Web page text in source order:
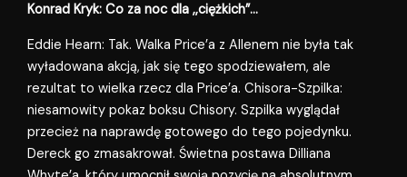
Konrad Kryk: Co za noc dla ,,ciężkich”…
Eddie Hearn: Tak. Walka Price’a z Allenem nie była tak
wyładowana akcją, jak się tego spodziewałem, ale
rezultat to wielka rzecz dla Price’a. Chisora-Szpilka:
niesamowity pokaz boksu Chisory. Szpilka wyglądał
przecież na naprawdę gotowego do tego pojedynku.
Dereck go zmasakrował. Świetna postawa Dilliana